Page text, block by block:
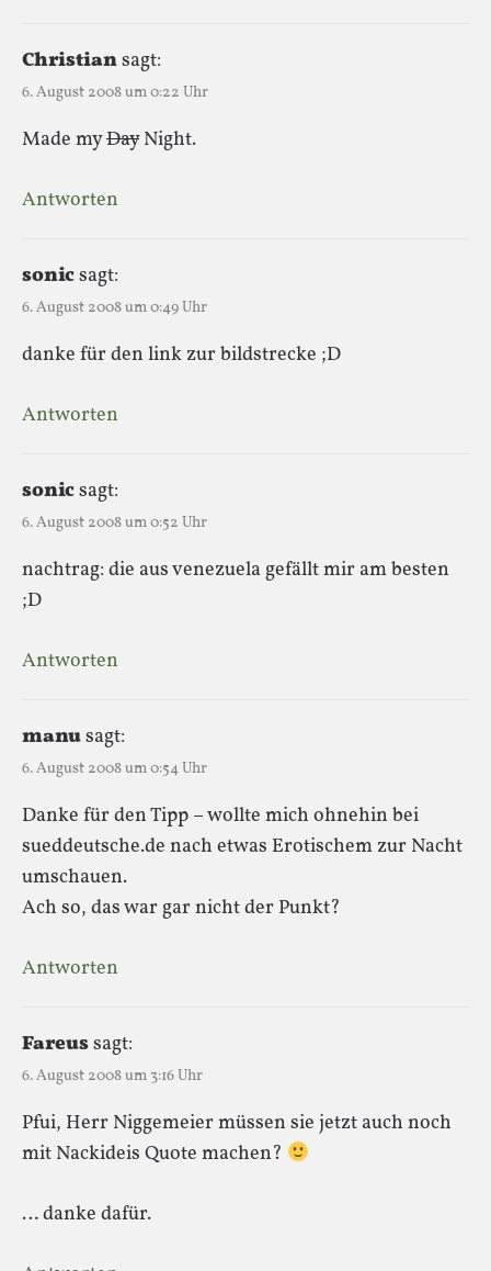
Christiansagt:
6. August 2008 um 0:22 Uhr
Made myDayNight.
Antworten
sonicsagt:
6. August 2008 um 0:49 Uhr
danke für den link zur bildstrecke ;D
Antworten
sonicsagt:
6. August 2008 um 0:52 Uhr
nachtrag: die aus venezuela gefällt mir am besten
;D
Antworten
manusagt:
6. August 2008 um 0:54 Uhr
Danke für den Tipp – wollte mich ohnehin bei
sueddeutsche.de nach etwas Erotischem zur Nacht
umschauen.
Ach so, das war gar nicht der Punkt?
Antworten
Fareussagt:
6. August 2008 um 3:16 Uhr
Pfui, Herr Niggemeier müssen sie jetzt auch noch
mit Nackideis Quote machen?
… danke dafür.